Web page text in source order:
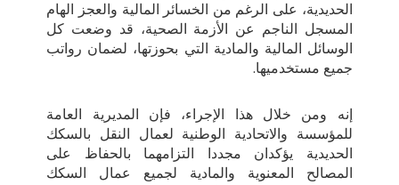
الحديدية، على الرغم من الخسائر المالية والعجز الهام
المسجل الناجم عن الأزمة الصحية، قد وضعت كل
الوسائل المالية والمادية التي بحوزتها، لضمان رواتب
جميع مستخدميها.
إنه ومن خلال هذا الإجراء، فإن المديرية العامة
للمؤسسة والاتحادية الوطنية لعمال النقل بالسكك
الحديدية يؤكدان مجددا التزامهما بالحفاظ على
المصالح المعنوية والمادية لجميع عمال السكك